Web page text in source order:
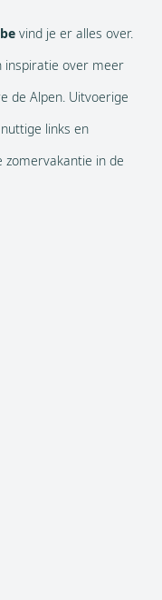
vind je er alles over.
inspiratie over meer
de Alpen. Uitvoerige
links en
zomervakantie in de